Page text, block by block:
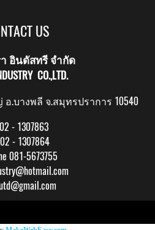
US
อินดัสทรี จำกัด
CO.,LTD.
.บางพลี จ.สมุทรปราการ 10540
- 1307863
02 - 1307864
081-5673755